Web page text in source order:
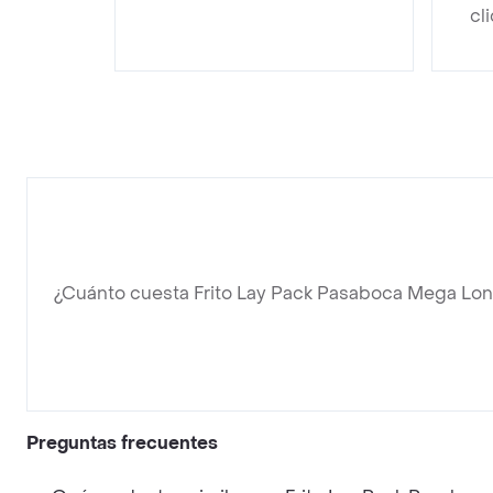
¿Cuánto cuesta Frito Lay Pack Pasaboca Mega
Preguntas frecuentes